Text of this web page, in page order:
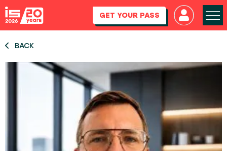
GET YOUR PASS
BACK